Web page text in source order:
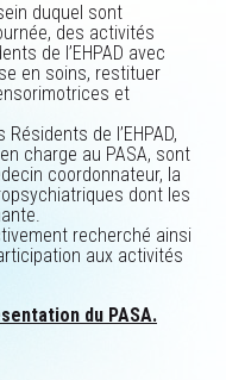
duquel sont
des activités
de l’EHPAD avec
en soins, restituer
et
de l’EHPAD,
charge au PASA, sont
coordonnateur, la
dont les
recherché ainsi
aux activités
du PASA.